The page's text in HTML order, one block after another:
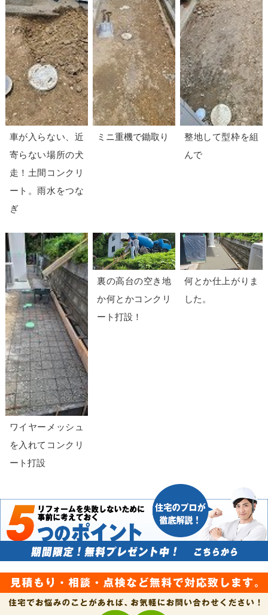
車が入らない、近
寄らない場所の犬
走！土間コンクリ
ート。雨水をつな
ぎ
ミニ重機で鋤取り
整地して型枠を組
んで
ワイヤーメッシュ
を入れてコンクリ
ート打設
裏の高台の空き地
か何とかコンクリ
ート打設！
何とか仕上がりま
した。